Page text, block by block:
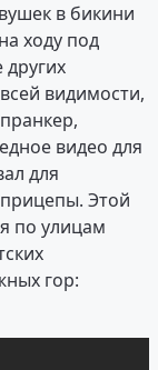
в бикини
ходу под
видимости,
видео для
для
Этой
по улицам
гор: